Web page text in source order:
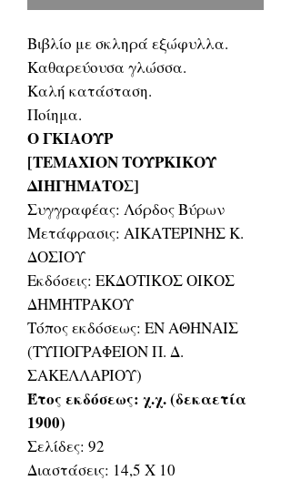
Βιβλίο με σκληρά εξώφυλλα.
Καθαρεύουσα γλώσσα.
Καλή κατάσταση.
Ποίημα.
Ο ΓΚΙΑΟΥΡ
[ΤΕΜΑΧΙΟΝ ΤΟΥΡΚΙΚΟΥ
ΔΙΗΓΗΜΑΤΟΣ]
Συγγραφέας: Λόρδος Βύρων
Μετάφρασις: ΑΙΚΑΤΕΡΙΝΗΣ Κ.
ΔΟΣΙΟΥ
Εκδόσεις: ΕΚΔΟΤΙΚΟΣ ΟΙΚΟΣ
ΔΗΜΗΤΡΑΚΟΥ
Τόπος εκδόσεως: ΕΝ ΑΘΗΝΑΙΣ
(ΤΥΠΟΓΡΑΦΕΙΟΝ Π. Δ.
ΣΑΚΕΛΛΑΡΙΟΥ)
Έτος εκδόσεως: χ.χ. (δεκαετία
1900)
Σελίδες: 92
Διαστάσεις: 14,5 Χ 10